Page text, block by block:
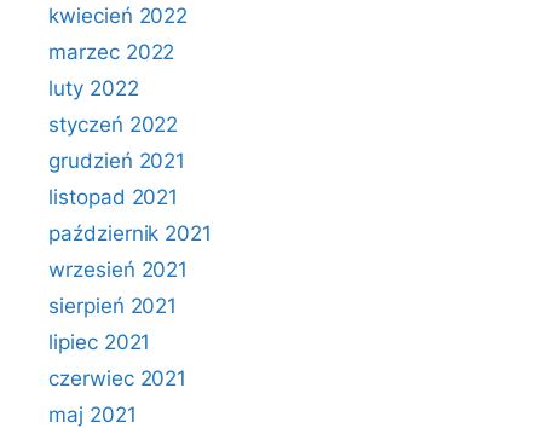
kwiecień 2022
marzec 2022
luty 2022
styczeń 2022
grudzień 2021
listopad 2021
październik 2021
wrzesień 2021
sierpień 2021
lipiec 2021
czerwiec 2021
maj 2021